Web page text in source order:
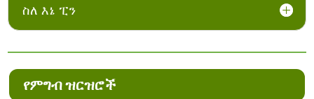
ስለ እኔ ፒን
የምግብ ዝርዝሮች